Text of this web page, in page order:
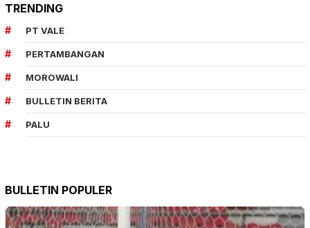
TRENDING
PT VALE
PERTAMBANGAN
MOROWALI
BULLETIN BERITA
PALU
BULLETIN POPULER